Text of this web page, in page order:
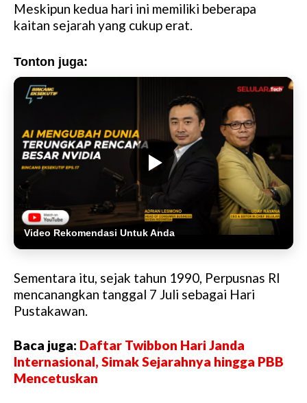
Meskipun kedua hari ini memiliki beberapa
kaitan sejarah yang cukup erat.
Tonton juga:
Video Rekomendasi Untuk Anda
Sementara itu, sejak tahun 1990, Perpusnas RI
mencanangkan tanggal 7 Juli sebagai Hari
Pustakawan.
Baca juga: Daftar Twibbon Hari Janda
Internasional, Simak Sejarahnya hingga PBB
Mencetuskan